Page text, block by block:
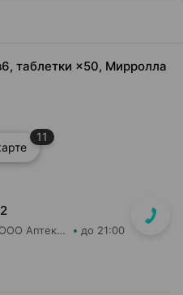
таблетки ×50, Мирролла
11
Столичная Аптека СП Самбест ООО Аптека №21 до 21:00